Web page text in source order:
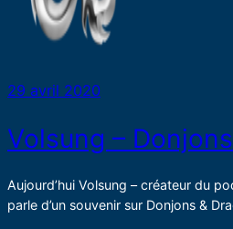
29 avril 2020
Volsung –
Aujourd’hui Volsung – créateur du
parle d’un souvenir sur Donjons &